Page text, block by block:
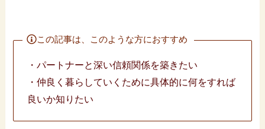
この記事は、このような方におすすめ
・パートナーと深い信頼関係を築きたい
・仲良く暮らしていくために具体的に何をすれば
良いか知りたい